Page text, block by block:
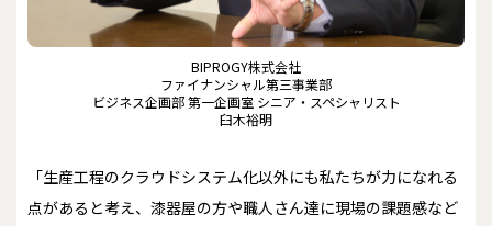
BIPROGY株式会社
ファイナンシャル第三事業部
ビジネス企画部 第一企画室 シニア・スペシャリスト
臼木裕明
「生産工程のクラウドシステム化以外にも私たちが力になれる
点があると考え、漆器屋の方や職人さん達に現場の課題感など